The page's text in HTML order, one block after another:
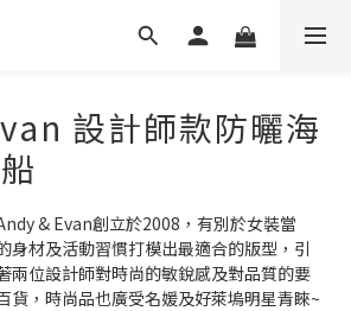
設計師款防曬海
& Evan創立於2008，有別於女裝當
身材及活動習慣打模出最適合的版型，引
兩位設計師對時尚的敏銳感及對品質的要
貨，時尚品也廣受名媛及好萊塢明星青睞~